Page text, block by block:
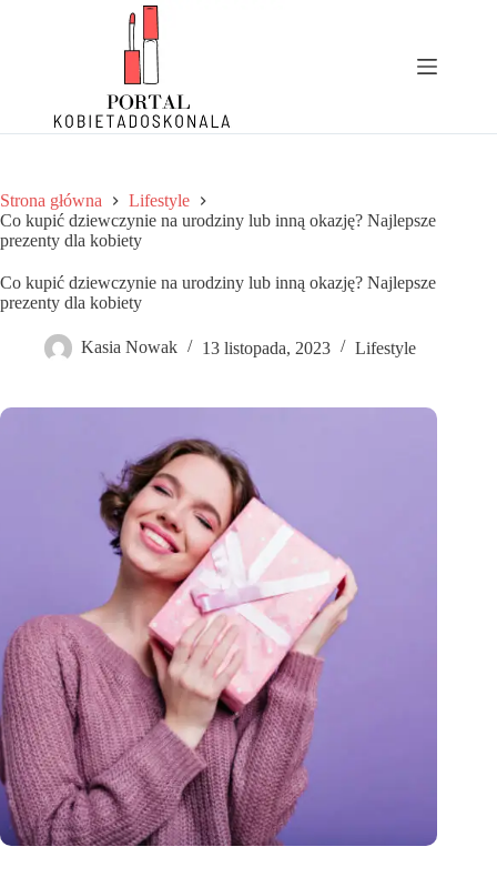
Strona główna
Lifestyle
Co kupić dziewczynie na urodziny lub inną okazję? Najlepsze
prezenty dla kobiety
Co kupić dziewczynie na urodziny lub inną okazję? Najlepsze
prezenty dla kobiety
Kasia Nowak 13 listopada, 2023 Lifestyle